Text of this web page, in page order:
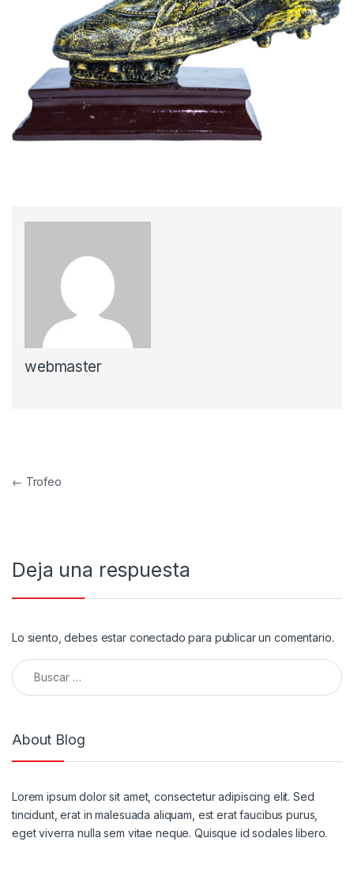
webmaster
Navegación de entradas
← Trofeo
Deja una respuesta
Lo siento, debes estar conectado para publicar un comentario.
Buscar:
About Blog
Lorem ipsum dolor sit amet, consectetur adipiscing elit. Sed
tincidunt, erat in malesuada aliquam, est erat faucibus purus,
eget viverra nulla sem vitae neque. Quisque id sodales libero.